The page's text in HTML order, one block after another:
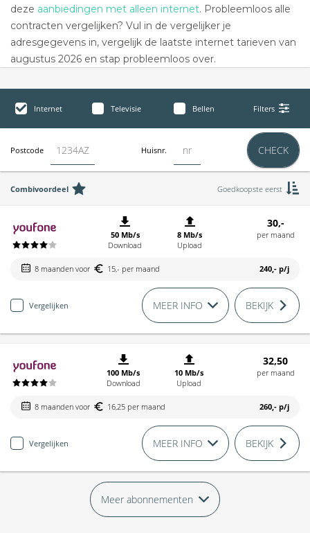
deze aanbiedingen met alleen internet. Probleemloos alle
contracten vergelijken? Vul in de vergelijker je
adresgegevens in, vergelijk de laatste internet tarieven van
augustus 2026 en stap probleemloos over.
Internet Televisie Bellen Filters
Postcode Huisnr. CHECK
Combivoordeel Goedkoopste eerst
50 Mb/s
Download
8 Mb/s
Upload
30,-
per maand
8 maanden voor 15,- per maand 240,- p/j
Vergelijken MEER INFO BEKIJK
100 Mb/s
Download
10 Mb/s
Upload
32,50
per maand
8 maanden voor 16,25 per maand 260,- p/j
Vergelijken MEER INFO BEKIJK
Meer abonnementen